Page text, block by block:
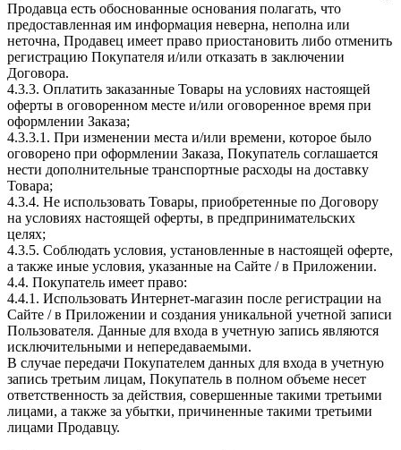
Продавца есть обоснованные основания полагать, что
предоставленная им информация неверна, неполна или
неточна, Продавец имеет право приостановить либо отменить
регистрацию Покупателя и/или отказать в заключении
Договора.
4.3.3. Оплатить заказанные Товары на условиях настоящей
оферты в оговоренном месте и/или оговоренное время при
оформлении Заказа;
4.3.3.1. При изменении места и/или времени, которое было
оговорено при оформлении Заказа, Покупатель соглашается
нести дополнительные транспортные расходы на доставку
Товара;
4.3.4. Не использовать Товары, приобретенные по Договору
на условиях настоящей оферты, в предпринимательских
целях;
4.3.5. Соблюдать условия, установленные в настоящей оферте,
а также иные условия, указанные на Сайте / в Приложении.
4.4. Покупатель имеет право:
4.4.1. Использовать Интернет-магазин после регистрации на
Сайте / в Приложении и создания уникальной учетной записи
Пользователя. Данные для входа в учетную запись являются
исключительными и непередаваемыми.
В случае передачи Покупателем данных для входа в учетную
запись третьим лицам, Покупатель в полном объеме несет
ответственность за действия, совершенные такими третьими
лицами, а также за убытки, причиненные такими третьими
лицами Продавцу.